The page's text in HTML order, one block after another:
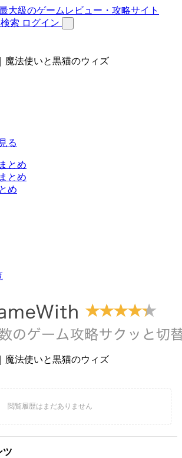
索 ログイン
魔法使いと黒猫のウィズ
る
とめ
とめ
め
魔法使いと黒猫のウィズ
ツ